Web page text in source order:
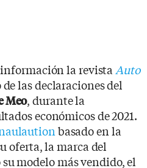
la revista Auto
de las declaraciones del
Meo, durante la
económicos de 2021.
basado en la
oferta, la marca del
modelo más vendido, el